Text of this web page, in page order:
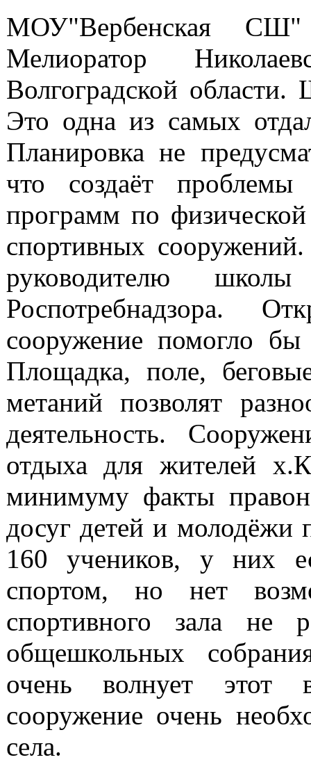
МОУ"Вербенская
Мелиоратор
Волгоградской
Это одна из самых
Планировка не
что создаёт проблемы
программ по
спортивных
руководителю
Роспотребнадзора.
сооружение помогло
Площадка, поле,
метаний позволят
деятельность.
отдыха для жителей
минимуму факты
досуг детей и молодёжи
160 учеников, у них
спортом, но нет
спортивного зала не
общешкольных
очень волнует этот
сооружение очень
села.